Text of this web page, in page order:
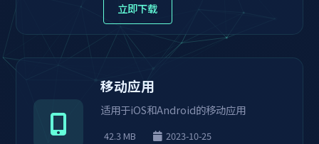
立即下载
移动应用
适用于iOS和Android的移动应用
42.3 MB 2023-10-25